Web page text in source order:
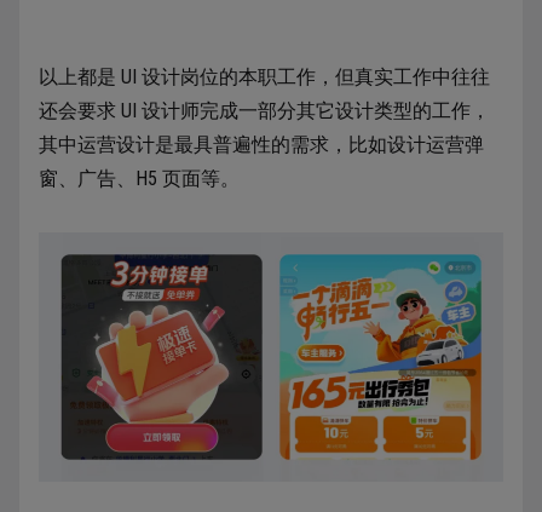
以上都是 UI 设计岗位的本职工作，但真实工作中往往
还会要求 UI 设计师完成一部分其它设计类型的工作，
其中运营设计是最具普遍性的需求，比如设计运营弹
窗、广告、H5 页面等。